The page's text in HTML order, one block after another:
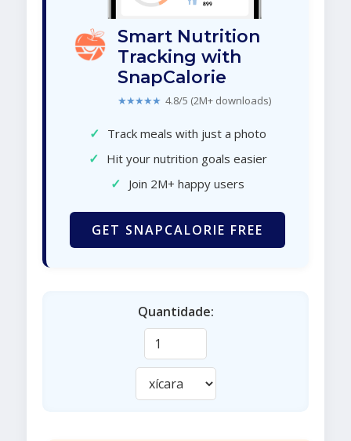
Smart Nutrition
Tracking with
SnapCalorie
★★★★★ 4.8/5 (2M+ downloads)
✓ Track meals with just a photo
✓ Hit your nutrition goals easier
✓ Join 2M+ happy users
GET SNAPCALORIE FREE
Quantidade: